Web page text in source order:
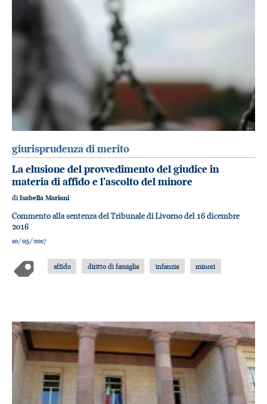
giurisprudenza di merito
La elusione del provvedimento del giudice in
materia di affido e l’ascolto del minore
di Isabella Mariani
Commento alla sentenza del Tribunale di Livorno del 16 dicembre
2016
10/05/2017
affido diritto di famiglia infanzia minori